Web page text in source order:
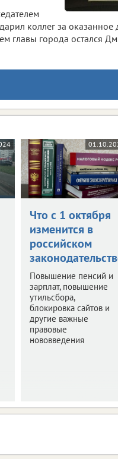
коллег за
главы города остался
Что с 1 октября
изменится в
российском
Повышение пенсий и
зарплат, повышение
утильсбора,
блокировка сайтов и
другие важные
правовые
нововведения